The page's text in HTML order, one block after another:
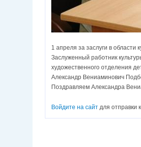
1 апреля за заслуги в
Заслуженный работник
художественного отделения
Александр Вениаминович
Поздравляем Александра
Войдите на сайт для отправки